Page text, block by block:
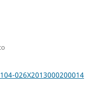
026X2013000200014